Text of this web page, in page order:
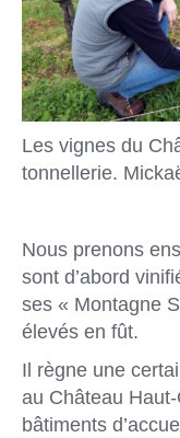
Les vignes du
tonnellerie.
Nous prenons
sont d’abord
ses « Montagne
élevés en fût.
Il règne une
au Château
bâtiments